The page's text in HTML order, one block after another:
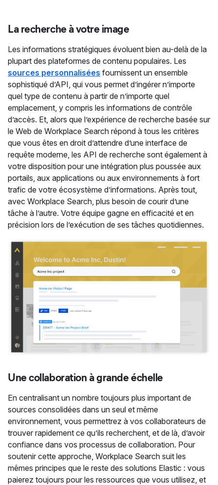
La recherche à votre image
Les informations stratégiques évoluent bien au-delà de la
plupart des plateformes de contenu populaires. Les
sources personnalisées fournissent un ensemble
sophistiqué d’API, qui vous permet d’ingérer n’importe
quel type de contenu à partir de n’importe quel
emplacement, y compris les informations de contrôle
d’accès. Et, alors que l’expérience de recherche basée sur
le Web de Workplace Search répond à tous les critères
que vous êtes en droit d’attendre d’une interface de
requête moderne, les API de recherche sont également à
votre disposition pour une intégration plus poussée aux
portails, aux applications ou aux environnements à fort
trafic de votre écosystème d’informations. Après tout,
avec Workplace Search, plus besoin de courir d’une
tâche à l’autre. Votre équipe gagne en efficacité et en
précision lors de l’exécution de ses tâches quotidiennes.
Une collaboration à grande échelle
En centralisant un nombre toujours plus important de
sources consolidées dans un seul et même
environnement, vous permettrez à vos collaborateurs de
trouver rapidement ce qu’ils recherchent, et de là, d’avoir
confiance dans vos processus de collaboration. Pour
soutenir cette approche, Workplace Search suit les
mêmes principes que le reste des solutions Elastic : vous
paierez toujours pour les ressources que vous utilisez, et